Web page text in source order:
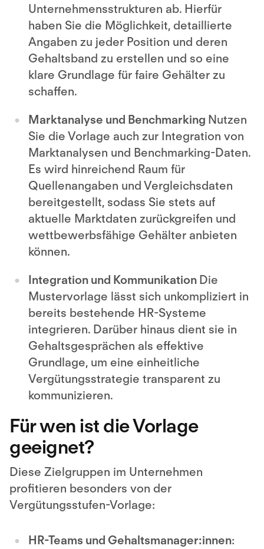
Unternehmensstrukturen ab. Hierfür
haben Sie die Möglichkeit, detaillierte
Angaben zu jeder Position und deren
Gehaltsband zu erstellen und so eine
klare Grundlage für faire Gehälter zu
schaffen.
Marktanalyse und Benchmarking Nutzen
Sie die Vorlage auch zur Integration von
Marktanalysen und Benchmarking-Daten.
Es wird hinreichend Raum für
Quellenangaben und Vergleichsdaten
bereitgestellt, sodass Sie stets auf
aktuelle Marktdaten zurückgreifen und
wettbewerbsfähige Gehälter anbieten
können.
Integration und Kommunikation Die
Mustervorlage lässt sich unkompliziert in
bereits bestehende HR-Systeme
integrieren. Darüber hinaus dient sie in
Gehaltsgesprächen als effektive
Grundlage, um eine einheitliche
Vergütungsstrategie transparent zu
kommunizieren.
Für wen ist die Vorlage
geeignet?
Diese Zielgruppen im Unternehmen
profitieren besonders von der
Vergütungsstufen-Vorlage:
HR-Teams und Gehaltsmanager:innen: